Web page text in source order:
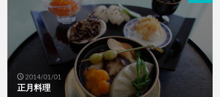
2014/01/01
正月料理